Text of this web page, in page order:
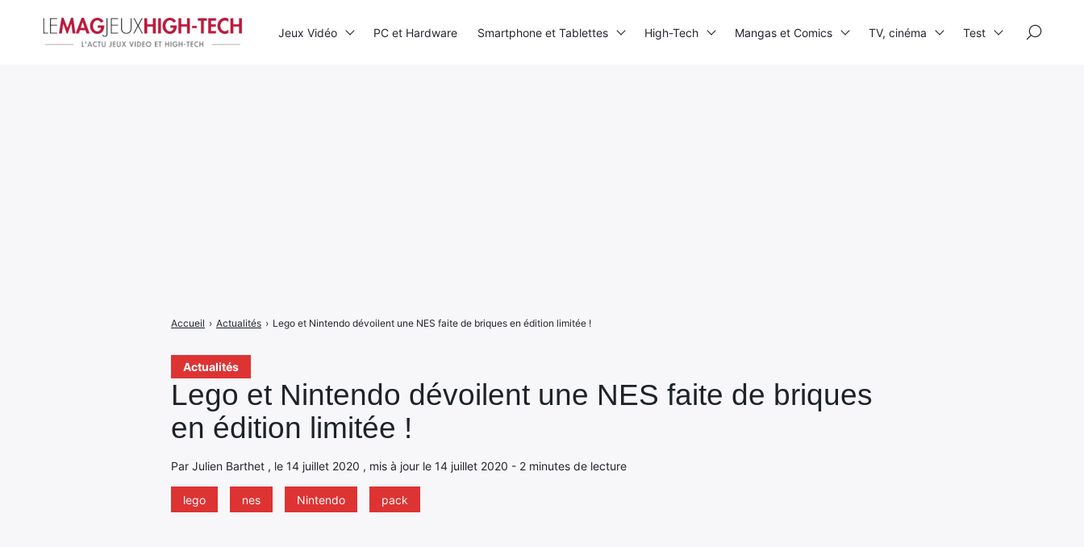
Actualités
Lego et Nintendo dévoilent une NES faite de briques
en édition limitée !
Par Julien Barthet , le 14 juillet 2020 , mis à jour le 14 juillet 2020 - 2 minutes de lecture
lego nes Nintendo pack
Accueil › Actualités › Lego et Nintendo dévoilent une NES faite de briques en édition limitée !
Jeux Vidéo PC et Hardware Smartphone et Tablettes High-Tech Mangas et Comics TV, cinéma Test